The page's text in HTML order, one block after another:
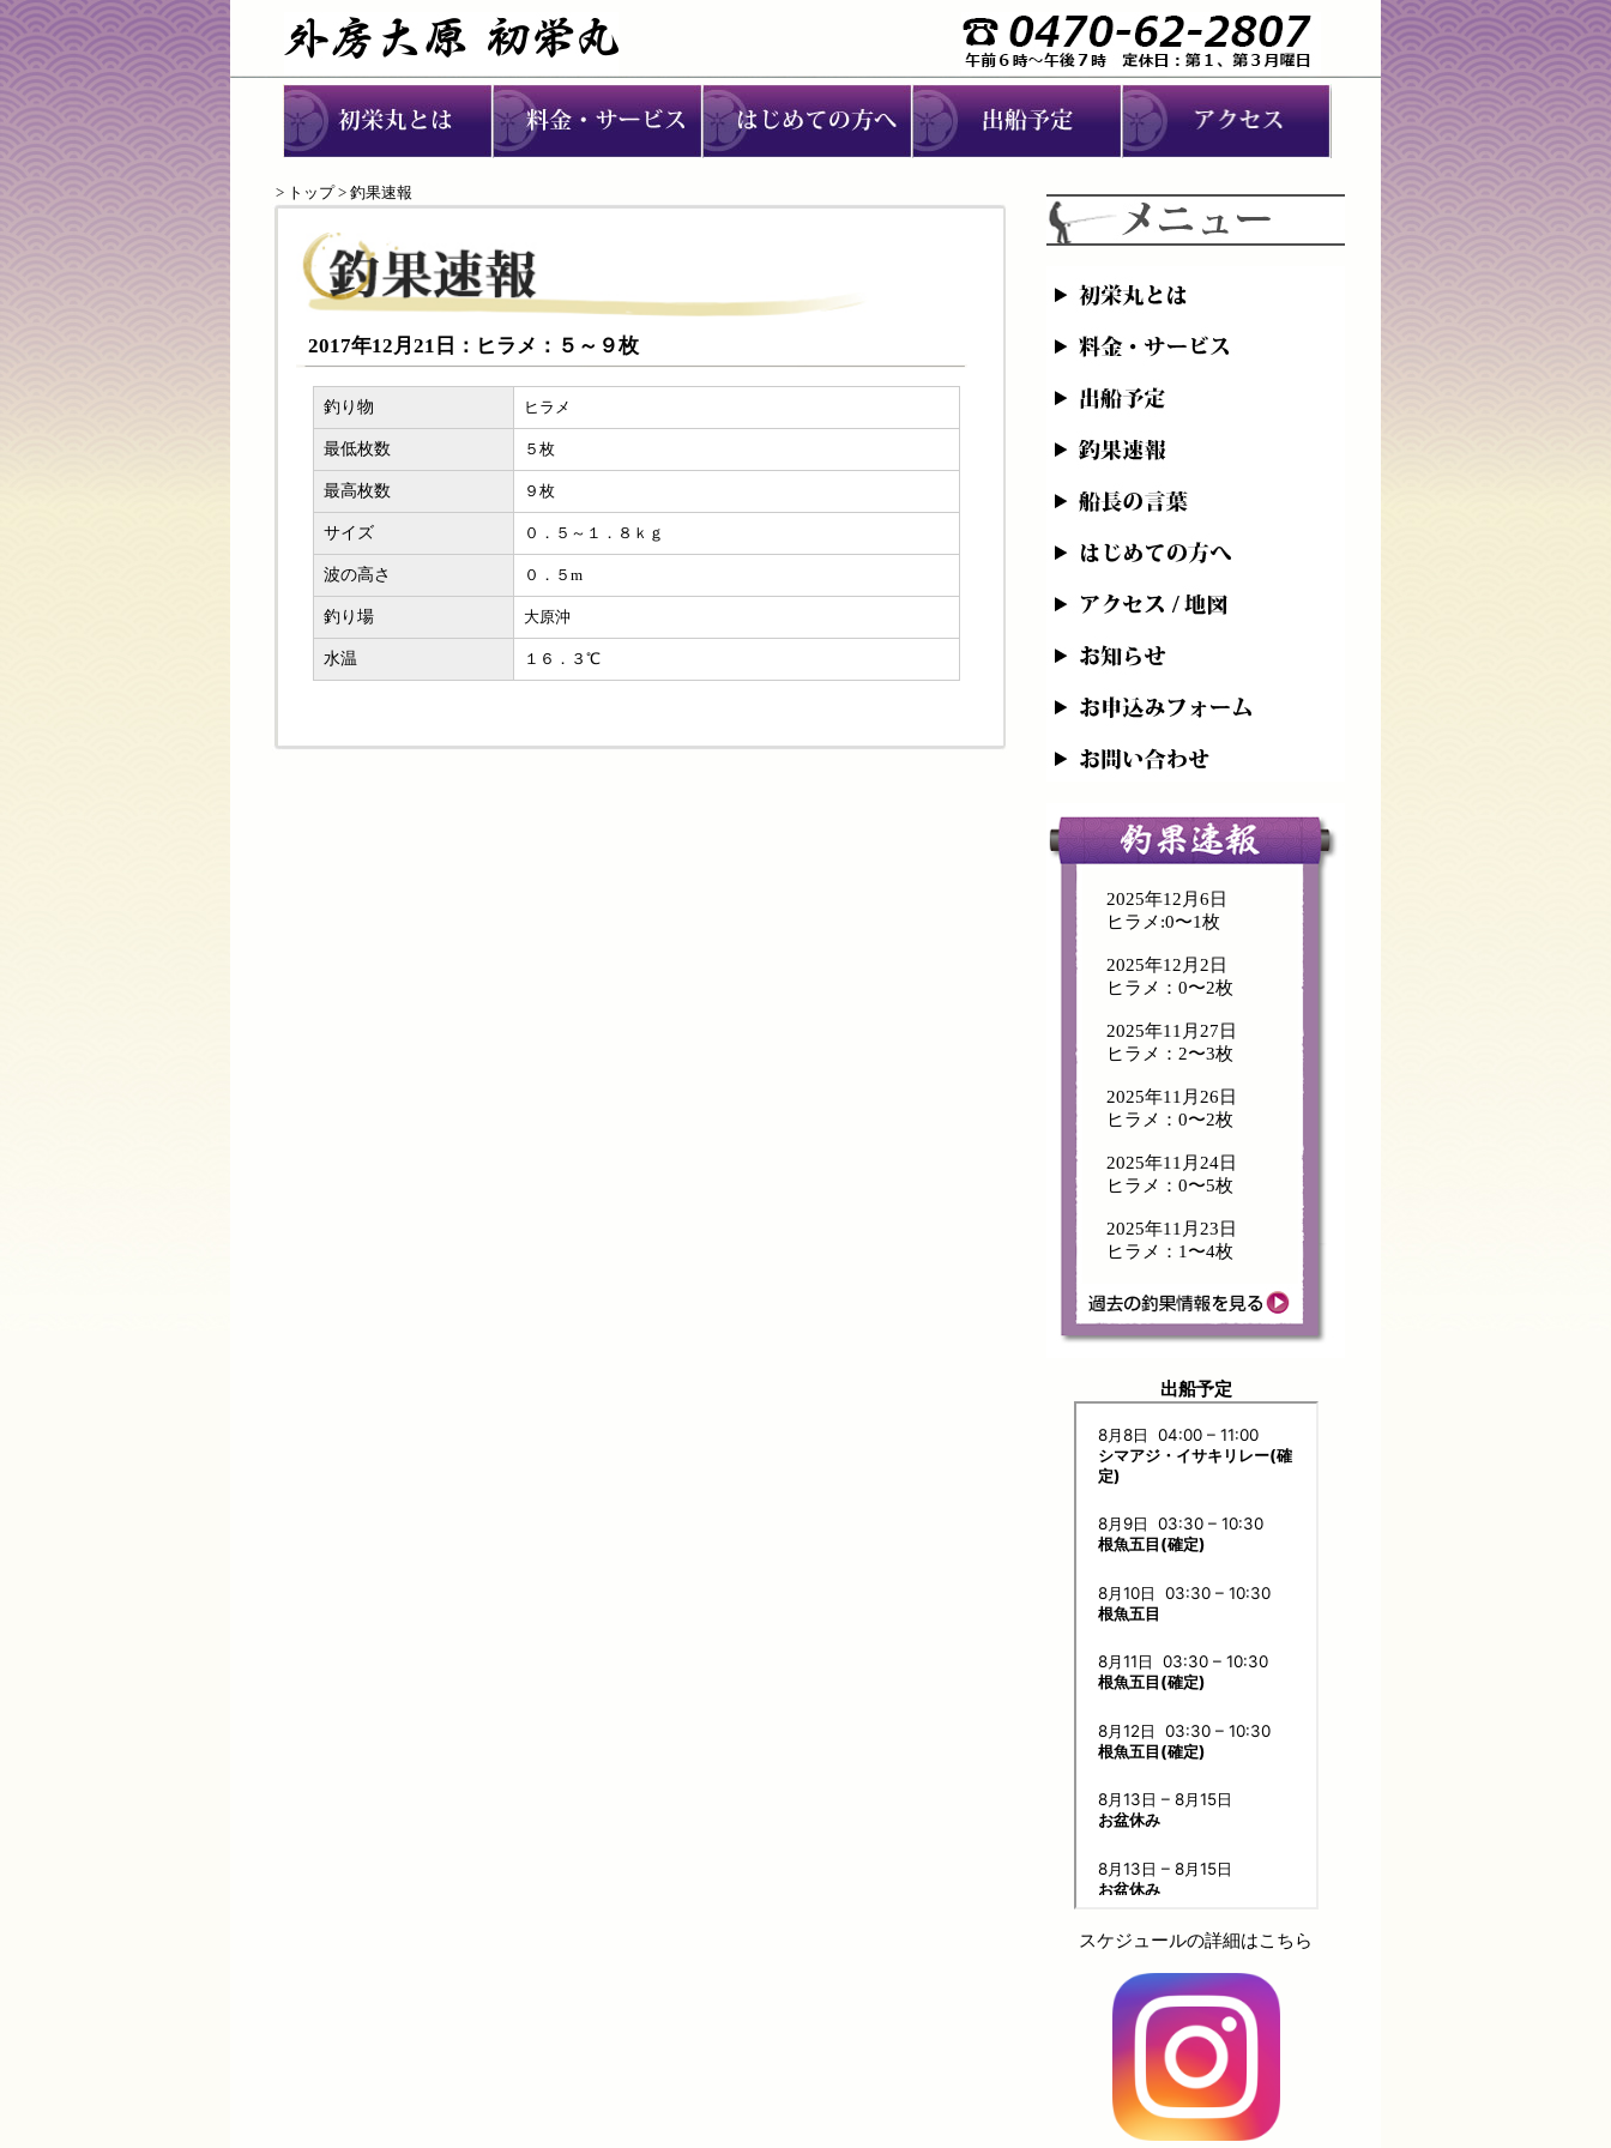
> トップ> 釣果速報
2017年12月21日：ヒラメ：５～９枚
釣り物 ヒラメ
最低枚数 ５枚
最高枚数 ９枚
サイズ ０．５～１．８ｋｇ
波の高さ ０．５m
釣り場 大原沖
水温 １６．３℃
2025年12月6日
ヒラメ:0〜1枚
2025年12月2日
ヒラメ：0〜2枚
2025年11月27日
ヒラメ：2〜3枚
2025年11月26日
ヒラメ：0〜2枚
2025年11月24日
ヒラメ：0〜5枚
2025年11月23日
ヒラメ：1〜4枚
出船予定
スケジュールの詳細はこちら